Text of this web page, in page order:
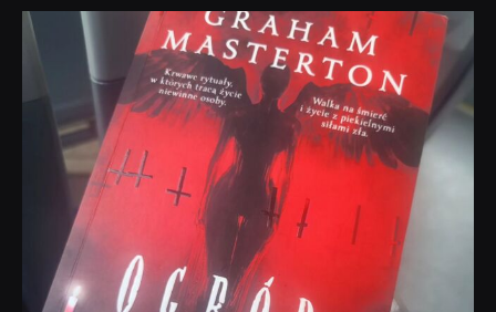
dobryhorror
Sie 23